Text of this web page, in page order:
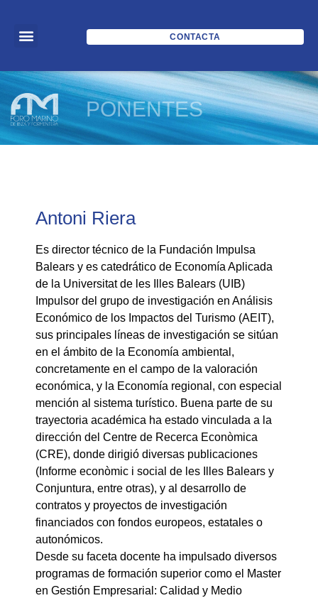
CONTACTA
PONENTES
Antoni Riera
Es director técnico de la Fundación Impulsa
Balears y es catedrático de Economía Aplicada
de la Universitat de les Illes Balears (UIB)
Impulsor del grupo de investigación en Análisis
Económico de los Impactos del Turismo (AEIT),
sus principales líneas de investigación se sitúan
en el ámbito de la Economía ambiental,
concretamente en el campo de la valoración
económica, y la Economía regional, con especial
mención al sistema turístico. Buena parte de su
trayectoria académica ha estado vinculada a la
dirección del Centre de Recerca Econòmica
(CRE), donde dirigió diversas publicaciones
(Informe econòmic i social de les Illes Balears y
Conjuntura, entre otras), y al desarrollo de
contratos y proyectos de investigación
financiados con fondos europeos, estatales o
autonómicos.
Desde su faceta docente ha impulsado diversos
programas de formación superior como el Master
en Gestión Empresarial: Calidad y Medio